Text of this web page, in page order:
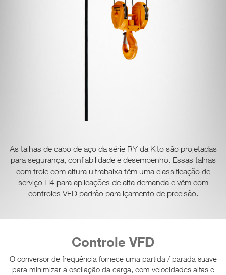
As talhas de cabo de aço da série RY da Kito são projetadas
para segurança, confiabilidade e desempenho. Essas talhas
com trole com altura ultrabaixa têm uma classificação de
serviço H4 para aplicações de alta demanda e vêm com
controles VFD padrão para içamento de precisão.
Controle VFD
O conversor de frequência fornece uma partida / parada suave
para minimizar a oscilação da carga, com velocidades altas e